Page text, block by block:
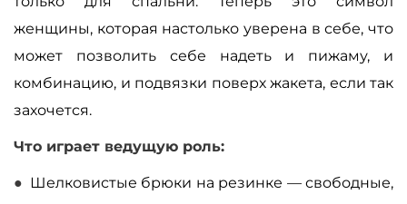
женщины, которая настолько уверена в себе, что
может позволить себе надеть и пижаму, и
комбинацию, и подвязки поверх жакета, если так
захочется.
Что играет ведущую роль:
Шелковистые брюки на резинке — свободные,